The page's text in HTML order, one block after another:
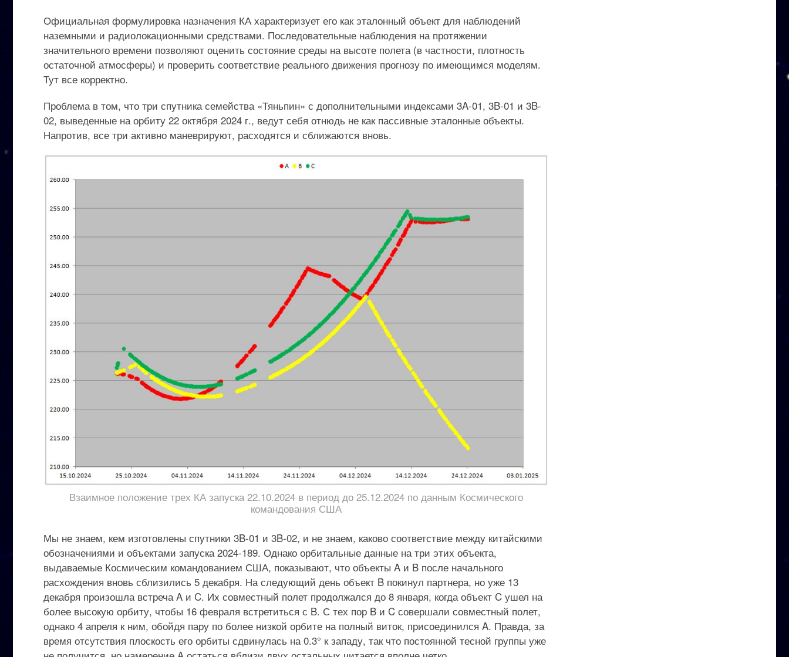
Официальная формулировка назначения КА характеризует его как эталонный объект для наблюдений
наземными и радиолокационными средствами. Последовательные наблюдения на протяжении
значительного времени позволяют оценить состояние среды на высоте полета (в частности, плотность
остаточной атмосферы) и проверить соответствие реального движения прогнозу по имеющимся моделям.
Тут все корректно.
Проблема в том, что три спутника семейства «Тяньпин» с дополнительными индексами 3A-01, 3B-01 и 3B-
02, выведенные на орбиту 22 октября 2024 г., ведут себя отнюдь не как пассивные эталонные объекты.
Напротив, все три активно маневрируют, расходятся и сближаются вновь.
Взаимное положение трех КА запуска 22.10.2024 в период до 25.12.2024 по данным Космического
командования США
Мы не знаем, кем изготовлены спутники 3B-01 и 3B-02, и не знаем, каково соответствие между китайскими
обозначениями и объектами запуска 2024-189. Однако орбитальные данные на три этих объекта,
выдаваемые Космическим командованием США, показывают, что объекты A и B после начального
расхождения вновь сблизились 5 декабря. На следующий день объект B покинул партнера, но уже 13
декабря произошла встреча A и C. Их совместный полет продолжался до 8 января, когда объект C ушел на
более высокую орбиту, чтобы 16 февраля встретиться с B. С тех пор B и C совершали совместный полет,
однако 4 апреля к ним, обойдя пару по более низкой орбите на полный виток, присоединился A. Правда, за
время отсутствия плоскость его орбиты сдвинулась на 0.3° к западу, так что постоянной тесной группы уже